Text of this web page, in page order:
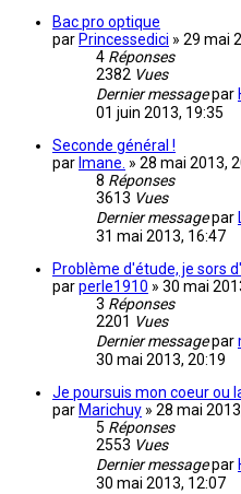
Bac pro optique
par Princessedici » 29 mai
4 Réponses
2382 Vues
Dernier messagepar
01 juin 2013, 19:35
Seconde général !
par Imane. » 28 mai 2013,
8 Réponses
3613 Vues
Dernier messagepar
31 mai 2013, 16:47
Problème d'étude, je sors
parperle1910 » 30 mai
3 Réponses
2201 Vues
Dernier messagepar
30 mai 2013, 20:19
Je poursuis mon coeur ou
par Marichuy » 28 mai
5 Réponses
2553 Vues
Dernier messagepar
30 mai 2013, 12:07